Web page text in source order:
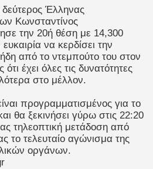
Έλληνας
Κωνσταντίνος
την 20ή θέση με 14,300
να κερδίσει την
από το ντεμπούτο του στον
έχει όλες τις δυνατότητες
στο μέλλον.
προγραμματισμένος για το
θα ξεκινήσει γύρω στις 22:20
τηλεοπτική μετάδοση από
το τελευταίο αγώνισμα της
οργάνων.